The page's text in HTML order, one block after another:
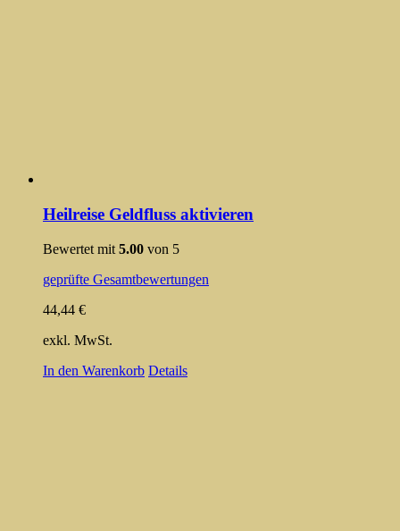
Heilreise Geldfluss aktivieren
Bewertet mit 5.00 von 5
geprüfte Gesamtbewertungen
44,44 €
exkl. MwSt.
In den Warenkorb Details